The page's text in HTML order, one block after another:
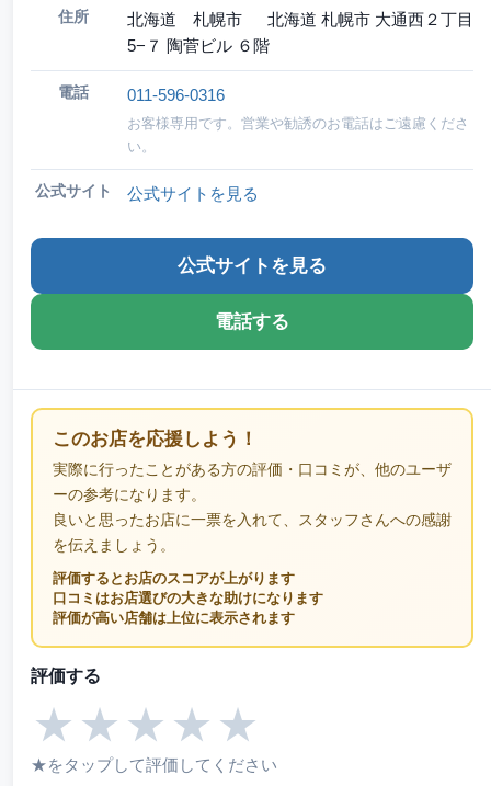
住所
北海道 札幌市 北海道 札幌市 大通西２丁目
5−７ 陶菅ビル ６階
電話 011-596-0316
お客様専用です。営業や勧誘のお電話はご遠慮くださ
い。
公式サイト 公式サイトを見る
公式サイトを見る
電話する
このお店を応援しよう！
実際に行ったことがある方の評価・口コミが、他のユーザ
ーの参考になります。
良いと思ったお店に一票を入れて、スタッフさんへの感謝
を伝えましょう。
評価するとお店のスコアが上がります
口コミはお店選びの大きな助けになります
評価が高い店舗は上位に表示されます
評価する
★ ★ ★ ★ ★
★をタップして評価してください